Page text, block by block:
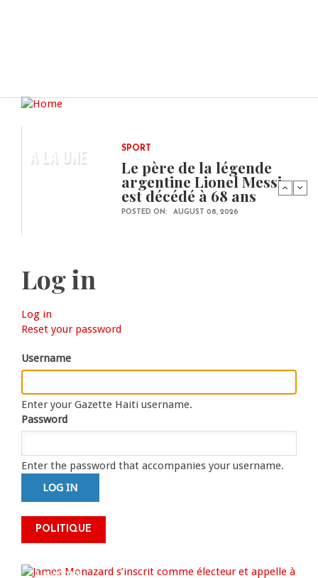
A LA UNE SPORT
Le père de la légende
argentine Lionel Messi
est décédé à 68 ans
POSTED ON: AUGUST 08, 2026
Log in
Primary
tabs
Log in
tab)
Reset your password
Username
Enter your Gazette Haiti username.
Password
Enter the password that accompanies your username.
POLITIQUE
James Monazard s’inscrit comme
électeur et appelle à la
AUG 07, 2026